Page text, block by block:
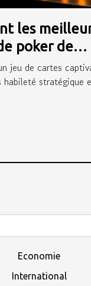
les
poker de
?jeu de cartes
habileté stratégique
Economie
International